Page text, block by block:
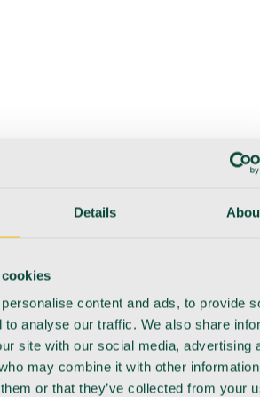
Details
content and ads, to provide
to analyse our traffic. We also share
site with our social media, advertising
may combine it with other
or that they’ve collected from your